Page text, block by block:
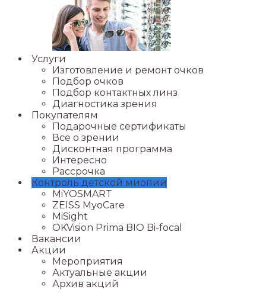
Услуги
Изготовление и ремонт очков
Подбор очков
Подбор контактных линз
Диагностика зрения
Покупателям
Подарочные сертификаты
Все о зрении
Дисконтная программа
Интересно
Рассрочка
Контроль детской миопии
MiYOSMART
ZEISS MyoCare
MiSight
OKVision Prima BIO Bi-focal
Вакансии
Акции
Мероприятия
Актуальные акции
Архив акций